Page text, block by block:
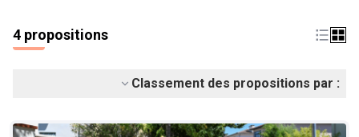
4 propositions
Classement des propositions par :